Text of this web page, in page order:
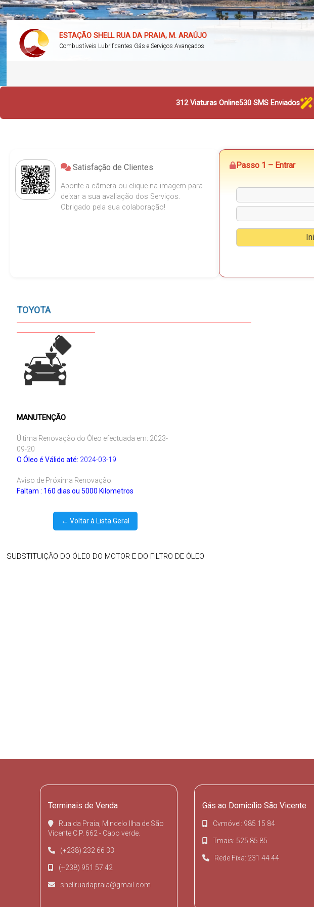
ESTAÇÃO SHELL RUA DA PRAIA, M. ARAÚJO
Combustíveis Lubrificantes Gás e Serviços Avançados
312 Viaturas Online530 SMS Enviados
Satisfação de Clientes
Aponte a câmera ou clique na imagem para
deixar a sua avaliação dos Serviços.
Obrigado pela sua colaboração!
Passo 1 – Entrar
TOYOTA
MANUTENÇÃO
Última Renovação do Óleo efectuada em: 2023-
09-20
O Óleo é Válido até: 2024-03-19
Aviso de Próxima Renovação:
Faltam : 160 dias ou 5000 Kilometros
← Voltar à Lista Geral
SUBSTITUIÇÃO DO ÓLEO DO MOTOR E DO FILTRO DE ÓLEO
Terminais de Venda
Rua da Praia, Mindelo Ilha de São
Vicente C.P. 662 - Cabo verde.
(+238) 232 66 33
(+238) 951 57 42
shellruadapraia@gmail.com
Gás ao Domicílio São Vicente
Cvmóvel: 985 15 84
Tmais: 525 85 85
Rede Fixa: 231 44 44